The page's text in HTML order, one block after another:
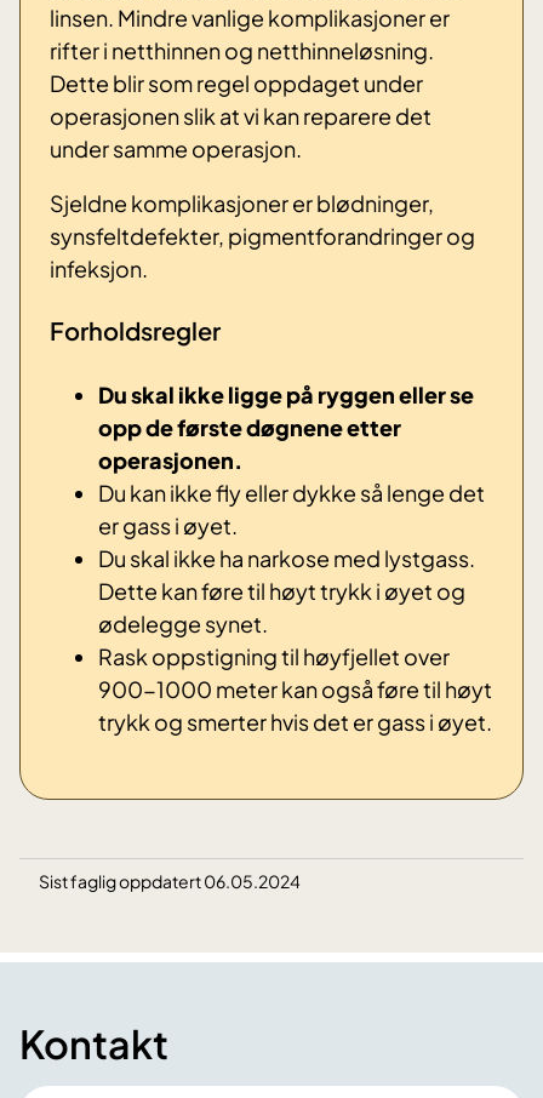
linsen. Mindre vanlige komplikasjoner er
rifter i netthinnen og netthinneløsning.
Dette blir som regel oppdaget under
operasjonen slik at vi kan reparere det
under samme operasjon.
Sjeldne komplikasjoner er blødninger,
synsfeltdefekter, pigmentforandringer og
infeksjon.
Forholdsregler
Du skal ikke ligge på ryggen eller se
opp de første døgnene etter
operasjonen.
Du kan ikke fly eller dykke så lenge det
er gass i øyet.
Du skal ikke ha narkose med lystgass.
Dette kan føre til høyt trykk i øyet og
ødelegge synet.
Rask oppstigning til høyfjellet over
900-1000 meter kan også føre til høyt
trykk og smerter hvis det er gass i øyet.
Sist faglig oppdatert 06.05.2024
Kontakt